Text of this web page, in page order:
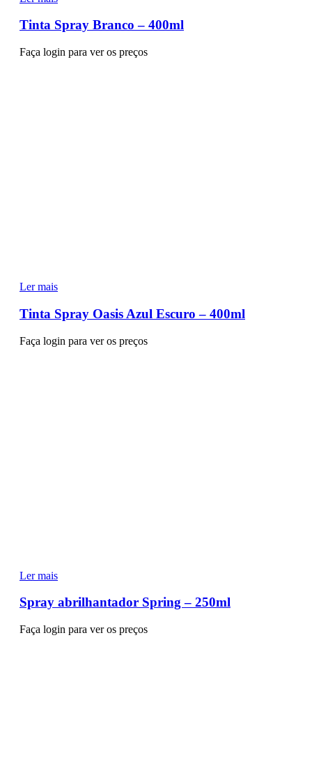
Tinta Spray Branco – 400ml
Faça login para ver os preços
Ler mais
Tinta Spray Oasis Azul Escuro – 400ml
Faça login para ver os preços
Ler mais
Spray abrilhantador Spring – 250ml
Faça login para ver os preços